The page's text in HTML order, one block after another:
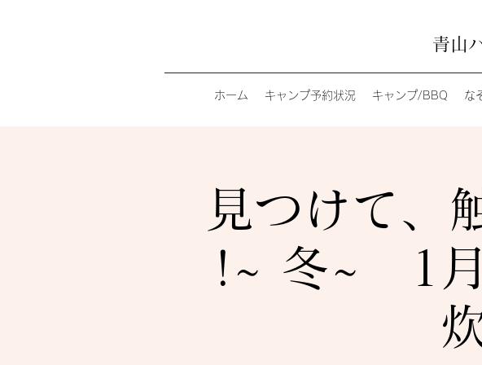
青山
ホーム キャンプ予約状況 キャンプ/BBQ な
見つけて、
!~ 冬~ 1月